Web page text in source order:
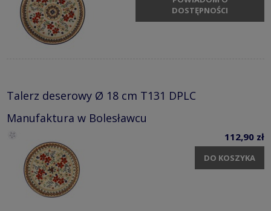
DOSTĘPNOŚCI
Talerz deserowy Ø 18 cm T131 DPLC
Manufaktura w Bolesławcu
112,90 zł
DO KOSZYKA